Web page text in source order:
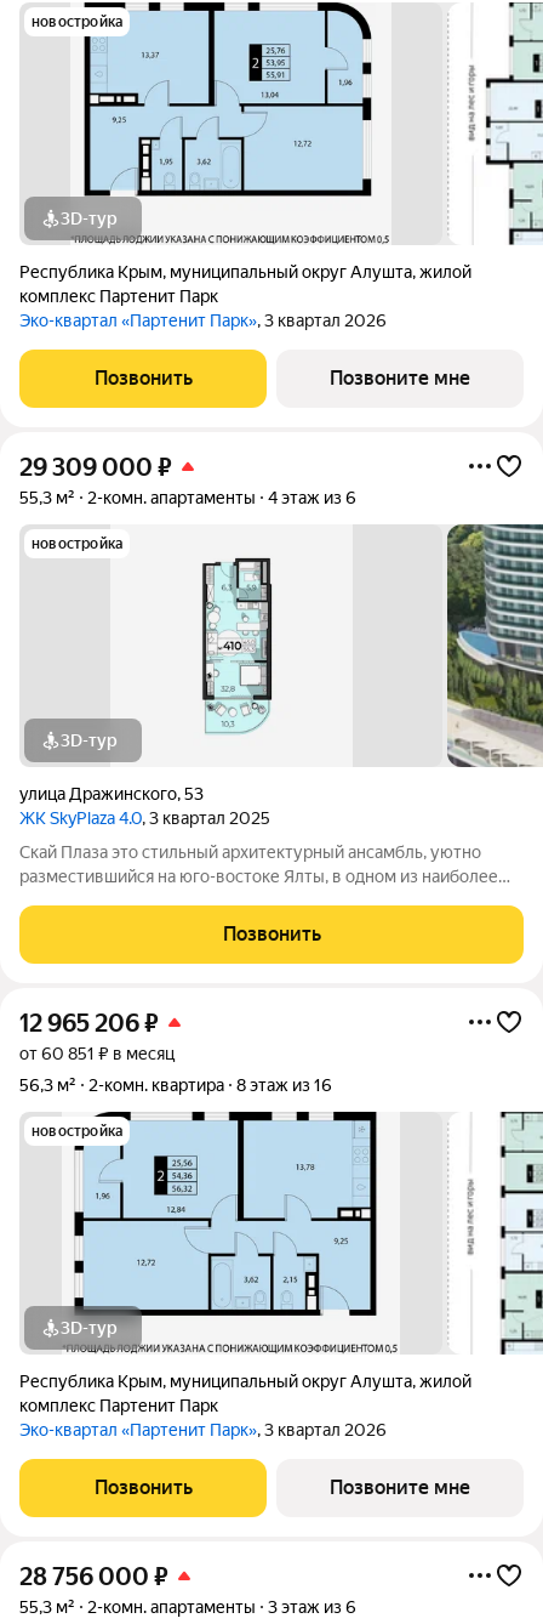
новостройка
3D-тур
Республика Крым, муниципальный округ Алушта,жилой
комплекс Партенит Парк
Эко-квартал «Партенит Парк», 3 квартал 2026
Позвонить Позвоните мне
29 309 000 ₽
55,3 м² 2-комн. апартаменты 4 этаж из 6
новостройка
3D-тур
улица Дражинского,53
ЖК SkyPlaza 4.0, 3 квартал 2025
Скай Плаза это стильный архитектурный ансамбль, уютно
разместившийся на юго-востоке Ялты, в одном из наиболее
ниже первого комплекса, еще ближе к морю, неподалеку от
Массандровского парка и
Позвонить
12 965 206₽
от 60 851 ₽ в месяц
56,3 м²
2-комн. квартира 8 этаж из 16
новостройка
3D-тур
Республика Крым, муниципальный округ Алушта,жилой
комплекс Партенит Парк
Эко-квартал «Партенит Парк», 3 квартал 2026
Позвонить Позвоните мне
28 756 000 ₽
55,3 м² 2-комн. апартаменты 3 этаж из 6